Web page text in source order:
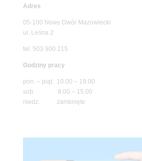
Adres
05-100 Nowy Dwór Mazowiecki
ul. Leśna 2
tel. 503 900 215
Godziny pracy
pon. – piąt. 10.00 – 19.00
sob. 8.00 – 15.00
niedz. zamknięte